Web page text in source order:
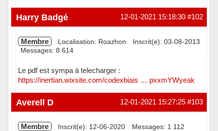
Hors ligne #102
12-01-2021 15:18:30
Harry Badgé
Membre Localisation: Roazhon
Inscrit(e): 03-08-2013
Messages: 8 614
Le pdf est sympa à telecharger :
https://inertian.wixsite.com/codexbiais … pxxmYWyeak
Hors ligne #103
12-01-2021 15:27:25
Averell D
Membre Inscrit(e): 12-06-2020 Messages: 1 112